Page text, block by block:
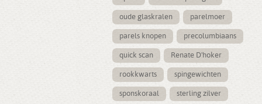
oude glaskralen parelmoer
parels knopen precolumbiaans
quick scan Renate D'hoker
rookkwarts spingewichten
sponskoraal sterling zilver